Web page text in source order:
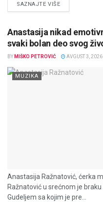
SAZNAJTE VIŠEDETAILS
Anastasija nikad
svaki bolan deo svog
BY MIŠKO PETROVIĆ AVGUST 3, 2026
MUZIKA
Anastasija Ražnatović, ćerka
Ražnatović u srećnom je
Gudeljem sa kojim je pre...